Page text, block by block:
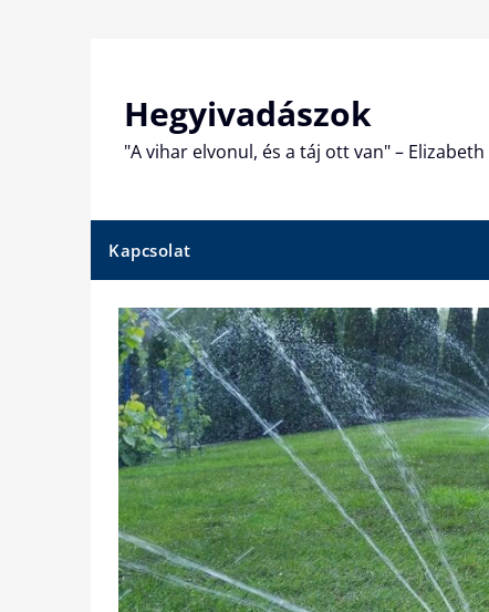
Hegyivadászok
"A vihar elvonul, és a táj ott van" –
Kapcsolat